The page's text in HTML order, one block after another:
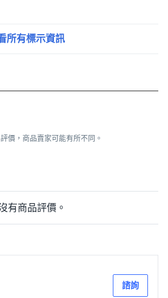
所有標示資訊
價，商品賣家可能有所不同。
有商品評價。
諮詢